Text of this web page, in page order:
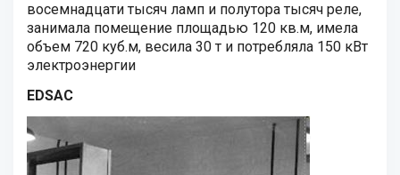
восемнадцати тысяч ламп и полутора тысяч реле,
занимала помещение площадью 120 кв.м, имела
объем 720 куб.м, весила 30 т и потребляла 150 кВт
электроэнергии
EDSAC